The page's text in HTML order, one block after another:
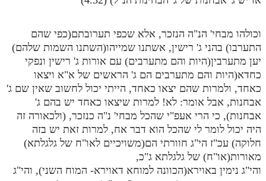
וכולהו מבחי' הנ"ה הנזכר, אלא שכפי תערובתם(כפי שהם
התערבו) בהני ג' רישין, אשתנו שמייהו(השתנו השמות שלהם)
יען מתערבין(היות והם מתערבים) עם אורות ג' רישין ונפקי
כחדא(היות והם מתערבים הם ג' הראשים של א"א ויצאו
כאחד, ולמרות שהם יצאו כאחד, הייתי יכול לחשוב שאין שם ג'
אבחנות, אבל אומר: לא! למרות שיצאו כאחד יש בהם ג'
אבחנות), כי הרי אעפ"י שהכל מבחי' נ"ה כנזכר, (ולכאורה זה
היה יכול לומר לי שהכל הוא דבר אח, למרות זאת יש בזה
חלוקה) עכ"ז הי"ג חוורתי הם(משויכיים לאו"ח של גלגלתא)
מאורות(או"ח) של גלגלתא ג"כ,
והי"ג נימין באוירא(הכוונה למוחא דאוירא- המוח השני), והי"ג